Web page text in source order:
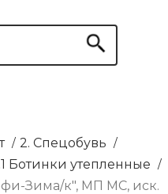
/ 2. Спецобувь /
Ботинки утепленные /
Зима/к", МП МС, иск.